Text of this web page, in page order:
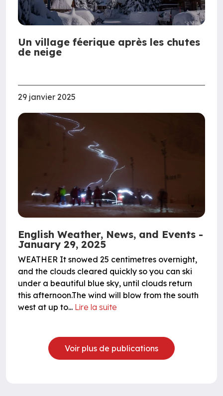
Un village féerique après les chutes
de neige
29 janvier 2025
English Weather, News, and Events -
January 29, 2025
WEATHER It snowed 25 centimetres overnight,
and the clouds cleared quickly so you can ski
under a beautiful blue sky, until clouds return
this afternoon.The wind will blow from the south
west at up to... Lire la suite
Voir plus de publications